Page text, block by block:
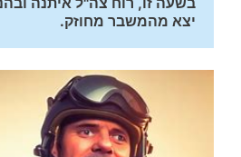
יצא מהמשבר מחוזק.